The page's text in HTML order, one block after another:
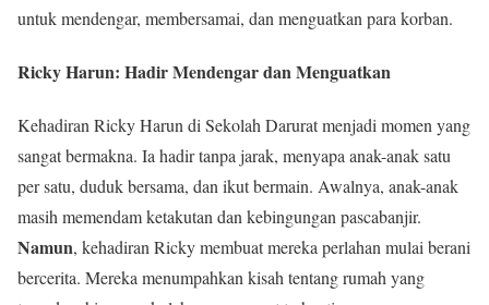
untuk mendengar, membersamai, dan menguatkan para korban.
Ricky Harun: Hadir Mendengar dan Menguatkan
Kehadiran Ricky Harun di Sekolah Darurat menjadi momen yang
sangat bermakna. Ia hadir tanpa jarak, menyapa anak-anak satu
per satu, duduk bersama, dan ikut bermain. Awalnya, anak-anak
masih memendam ketakutan dan kebingungan pascabanjir.
Namun, kehadiran Ricky membuat mereka perlahan mulai berani
bercerita. Mereka menumpahkan kisah tentang rumah yang